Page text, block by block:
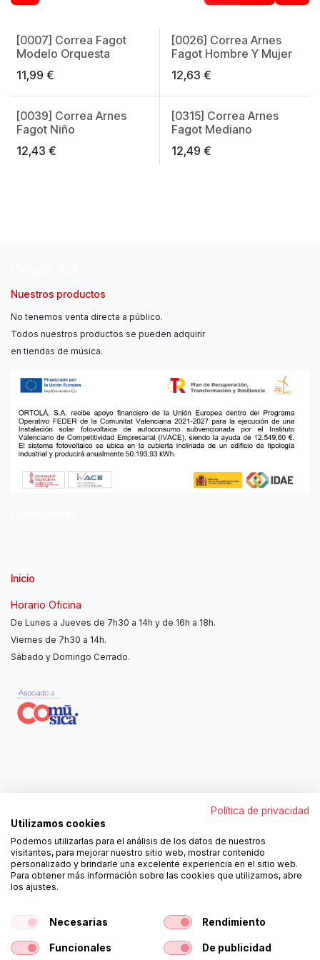
Made in Spain
[0007] Correa Fagot
Modelo Orquesta
11,99 € Made in Spain
[0026] Correa Arnes
Fagot Hombre Y Mujer
12,63 €
Made in Spain
[0039] Correa Arnes
Fagot Niño
12,43 € Made in Spain
[0315] Correa Arnes
Fagot Mediano
12,49 €
Nuestros productos
No tenemos venta directa a público.
Todos nuestros productos se pueden adquirir
en tiendas de música.
Inicio
Horario Oficina
De Lunes a Jueves de 7h30 a 14h y de 16h a 18h.
Viernes de 7h30 a 14h.
Sábado y Domingo Cerrado.
962250313
ortola@ortola-sa.es
Av. d'Albaida, s/n
46840 La Pobla del Duc (Valencia)
¡Síguenos!
Política de privacidad
Utilizamos cookies
Podemos utilizarlas para el análisis de los datos de nuestros
visitantes, para mejorar nuestro sitio web, mostrar contenido
personalizado y brindarle una excelente experiencia en el sitio web.
Para obtener más información sobre las cookies que utilizamos, abre
los ajustes.
Necesarias Rendimiento
Funcionales De publicidad